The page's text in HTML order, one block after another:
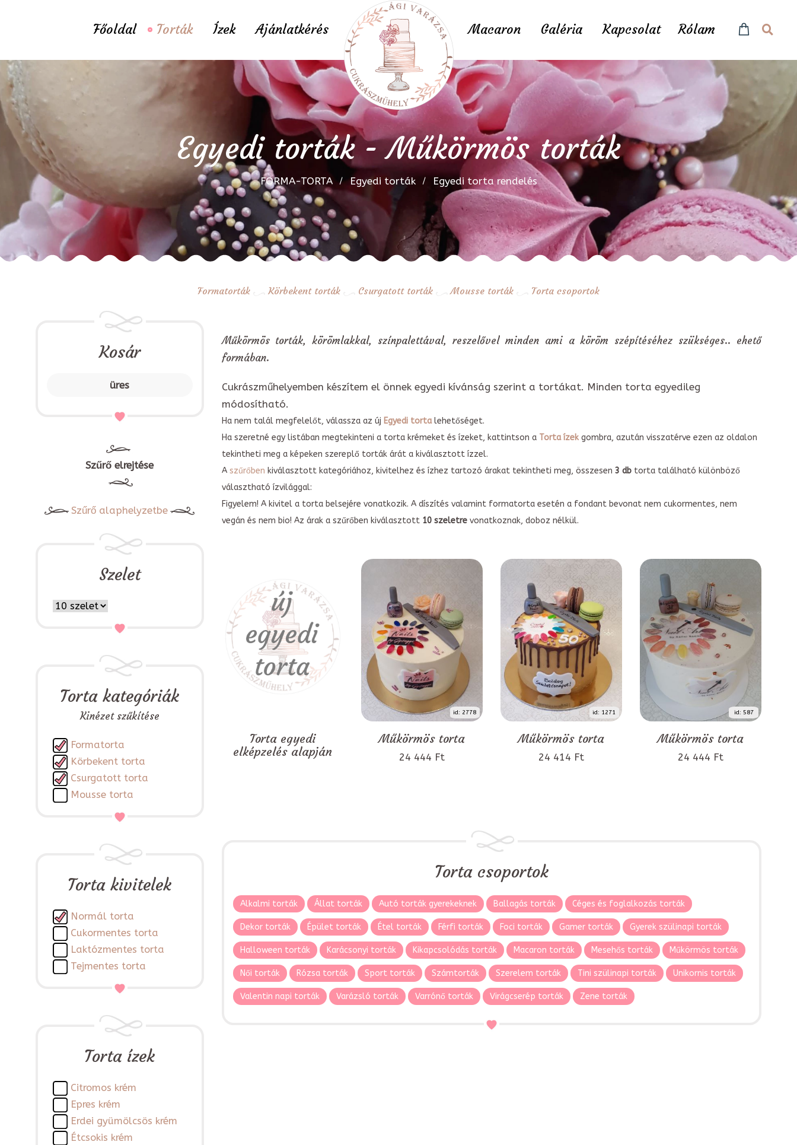
Főoldal Torták Ízek Ajánlatkérés Macaron Galéria Kapcsolat Rólam
Egyedi torták - Műkörmös torták
FORMA-TORTA Egyedi torták Egyedi torta rendelés
Formatorták Körbekent torták Csurgatott torták Mousse torták Torta csoportok
Kosár
üres
Szűrő elrejtése
Szűrő alaphelyzetbe
Szelet
Torta kategóriák
Kinézet szűkítése
Formatorta
Körbekent torta
Csurgatott torta
Mousse torta
Torta kivitelek
Normál torta
Cukormentes torta
Laktózmentes torta
Tejmentes torta
Torta ízek
Citromos krém
Epres krém
Erdei gyümölcsös krém
Étcsokis krém
Műkörmös torták, körömlakkal, színpalettával, reszelővel minden ami a köröm szépítéséhez szükséges.. ehető
formában.
Cukrászműhelyemben készítem el önnek egyedi kívánság szerint a tortákat. Minden torta egyedileg
módosítható.
Ha nem talál megfelelőt, válassza az új Egyedi tortalehetőséget.
Ha szeretné egy listában megtekinteni a torta krémeket és ízeket, kattintson a Torta ízekgombra, azután visszatérve ezen az oldalon
tekintheti meg a képeken szereplő torták árát a kiválasztott ízzel.
A szűrőben kiválasztott kategóriához, kivitelhez és ízhez tartozó árakat tekintheti meg, összesen 3 dbtorta található különböző
választható ízvilággal:
Figyelem! A kivitel a torta belsejére vonatkozik. A díszítés valamint formatorta esetén a fondant bevonat nem cukormentes, nem
vegán és nem bio! Az árak a szűrőben kiválasztott 10 szeletrevonatkoznak, doboz nélkül.
Torta egyedi
elképzelés alapján
id: 2778
Műkörmös torta
24 444 Ft
id: 1271
Műkörmös torta
24 414 Ft
id: 587
Műkörmös torta
24 444 Ft
Torta csoportok
Alkalmi torták Állat torták Autó torták gyerekeknek Ballagás torták Céges és foglalkozás torták
Dekor torták Épület torták Étel torták Férfi torták Foci torták Gamer torták Gyerek szülinapi torták
Halloween torták Karácsonyi torták Kikapcsolódás torták Macaron torták Mesehős torták Műkörmös torták
Női torták Rózsa torták Sport torták Számtorták Szerelem torták Tini szülinapi torták Unikornis torták
Valentin napi torták Varázsló torták Varrónő torták Virágcserép torták Zene torták